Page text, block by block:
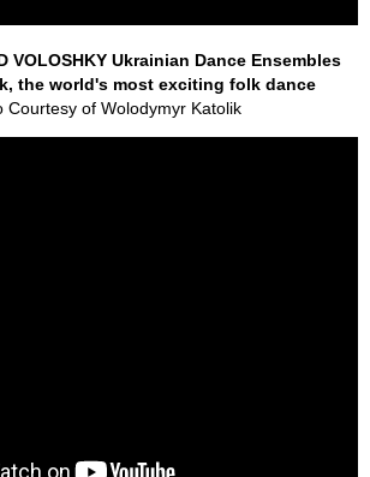
VOLOSHKY Ukrainian Dance Ensembles
the world's most exciting folk dance
Courtesy of Wolodymyr Katolik